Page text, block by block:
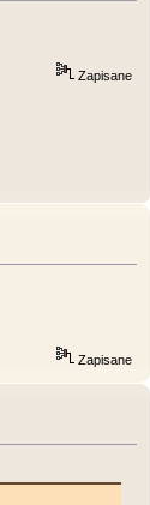
Zapisane
Zapisane